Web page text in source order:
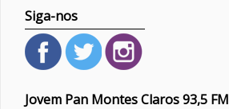
Siga-nos
Jovem Pan Montes Claros 93,5 FM